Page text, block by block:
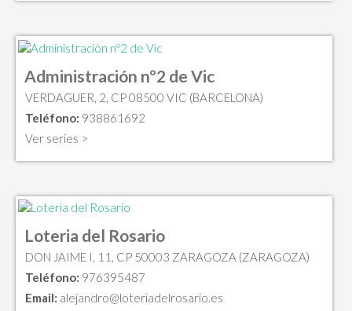
Administración nº2 de Vic
VERDAGUER, 2, CP 08500 VIC (BARCELONA)
Teléfono: 938861692
Ver series >
Loteria del Rosario
DON JAIME I, 11, CP 50003 ZARAGOZA (ZARAGOZA)
Teléfono: 976395487
Email: alejandro@loteriadelrosario.es